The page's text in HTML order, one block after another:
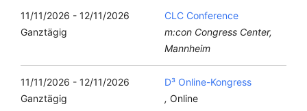
11/11/2026 - 12/11/2026
Ganztägig
CLC Conference
m:con Congress Center,
Mannheim
11/11/2026 - 12/11/2026
Ganztägig
D³ Online-Kongress
, Online